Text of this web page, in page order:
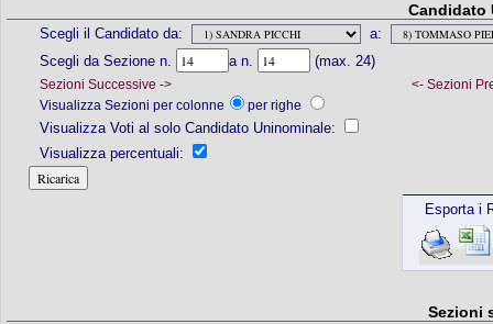
Candidato
Scegli il Candidato da:
a:
Scegli da Sezione n.
a n. (max. 24)
<- Sezioni
Sezioni Successive ->
Visualizza Sezioni per colonne
per righe
Visualizza Voti al solo Candidato Uninominale:
Visualizza percentuali:
Esporta i
Sezioni